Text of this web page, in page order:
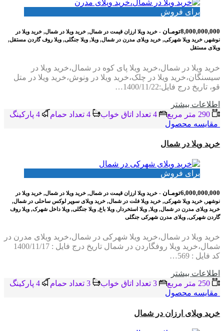
برای فروش
8,000,000,000تومـان
- خرید ویلا ارزان قیمت در شمال, خرید ویلا در شمال, خرید ویلا در
نوشهر, خرید ویلا شهرکی, خرید ویلای مدرن در شمال, ویلا, ویلا جنگلی, ویلا روف گاردن مستقل,
ویلای مستقل
خرید ویلا در شمال،خرید ویلا پای کوه در شمال،خرید ویلا در
سیسنگان،خرید ویلا در چلک،خرید ویلا در ونوش،خرید ویلا در متل
قو، تاریخ درج فایل:1400/11/22…
اطلاعات بيشتر
مقایسه محصول
خرید ویلا در شمال
برای فروش
6,000,000,000تومـان
- خرید ویلا ارزان قیمت در شمال, خرید ویلا در شمال, خرید ویلا در
نوشهر, خرید ویلا شهرکی, خرید ویلا فلت در شمال, خرید ویلای سوپر لوکس ساحلی در شمال,
خرید ویلای مدرن در شمال, ویلا, ویلا استخردار, ویلا باغ, ویلا جنگلی, ویلا داخل شهرک, ویلا روف
گاردن شهرکی, ویلای مدرن شهرکی جنگلی
خرید ویلا در شمال،خرید ویلا شهرکی در شمال،خرید ویلای مدرن در
شمال،خرید ویلا روفگاردن در شمال تاریخ درج فایل : 1400/11/17
کد فایل : 569…
اطلاعات بيشتر
مقایسه محصول
خرید ویلای ارزان در شمال